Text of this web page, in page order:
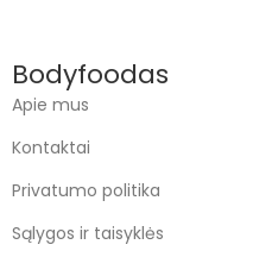
Bodyfoodas
Apie mus
Kontaktai
Privatumo politika
Sąlygos ir taisyklės